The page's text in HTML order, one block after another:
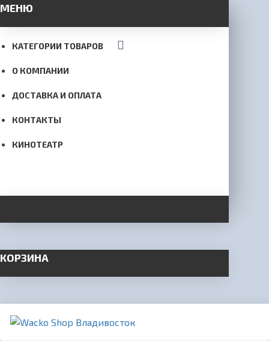
МЕНЮ
КАТЕГОРИИ ТОВАРОВ
О КОМПАНИИ
ДОСТАВКА И ОПЛАТА
КОНТАКТЫ
КИНОТЕАТР
КОРЗИНА